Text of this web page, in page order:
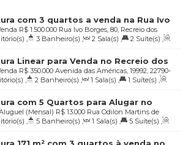
com 3 quartos a venda na Rua Ivo
no Recreio dos Bandeirantes
R$ 1.500.000 Rua Ivo Borges, 80, Recreio dos
22790-440, Recreio dos Bandeirantes, Rio de
de Janeiro, Brasil
, 3 Banheiro(s) , 2 Sala(s) , 2 Suíte(s) ,
m² , 2 Vaga(s) , Útil: 201.00m²
Linear para Venda no Recreio dos
R$ 350.000 Avenida das Américas, 19992, 22790-
dos Bandeirantes, Rio de Janeiro, Rio de Janeiro,
, 2 Banheiro(s) , 1 Sala(s) , 1 Suíte(s) ,
m² , 1 Vaga(s) , Útil: 56.48m²
com 5 Quartos para Alugar no
dos Bandeirantes - Rio de Janeiro
R$ 13.000
(Mensal)
Rua Odilon Martins de
22790-230, Recreio dos Bandeirantes, Rio de
de Janeiro, Brasil
, 5 Banheiro(s) , 1 Sala(s) , 5 Suíte(s) ,
.00m² , 3 Vaga(s) , Útil: 450.00m²